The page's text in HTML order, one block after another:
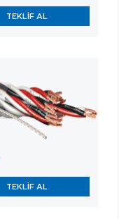
TEKLİF AL
TEKLİF AL